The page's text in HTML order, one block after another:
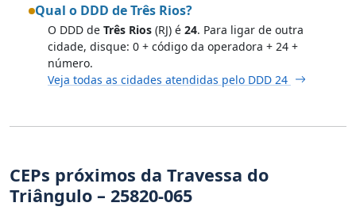
Qual o DDD de Três Rios?
O DDD de Três Rios (RJ) é 24. Para ligar de outra
cidade, disque: 0 + código da operadora + 24 +
número.
Veja todas as cidades atendidas pelo DDD 24
CEPs próximos da Travessa do
Triângulo – 25820-065